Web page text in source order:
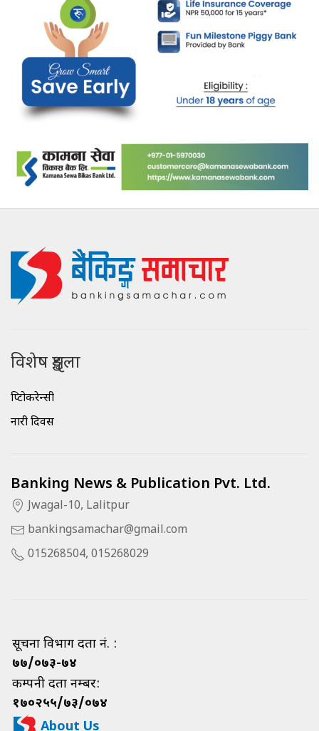
विशेष शृङ्खला
क्रिप्टोकरेन्सी
नारी दिवस
Banking News & Publication Pvt. Ltd.
Jwagal-10, Lalitpur
bankingsamachar@gmail.com
015268504, 015268029
सूचना विभाग दर्ता नं. :
७७/०७३-७४
कम्पनी दर्ता नम्बर:
१७०२५५/७३/०७४
About Us